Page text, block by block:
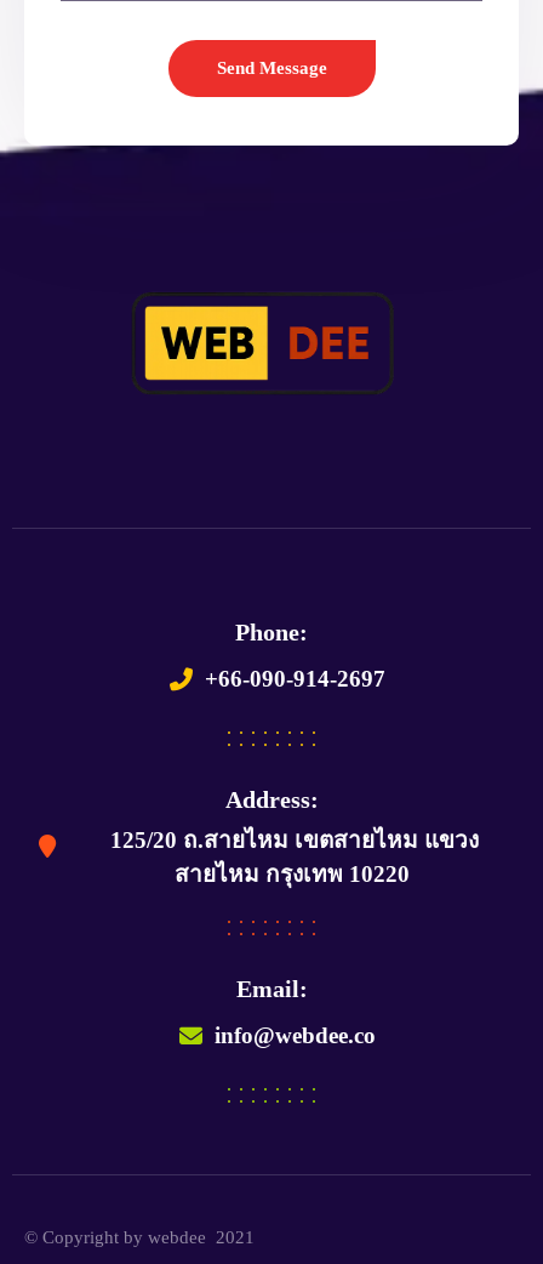
Phone:
+66-090-914-2697
Address:
125/20 ถ.สายไหม เขตสายไหม แขวง
สายไหม กรุงเทพ 10220
Email:
info@webdee.co
© Copyright by webdee 2021